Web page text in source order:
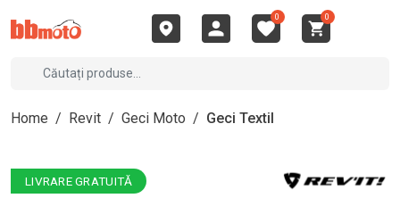
0 0
Home / Revit / Geci Moto / Geci Textil
LIVRARE GRATUITĂ